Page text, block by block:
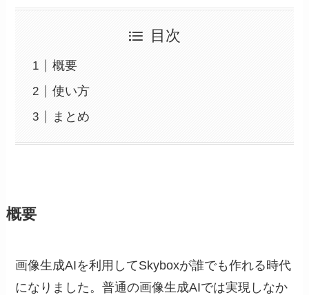
目次
概要
使い方
まとめ
概要
画像生成AIを利用してSkyboxが誰でも作れる時代
になりました。普通の画像生成AIでは実現しなか